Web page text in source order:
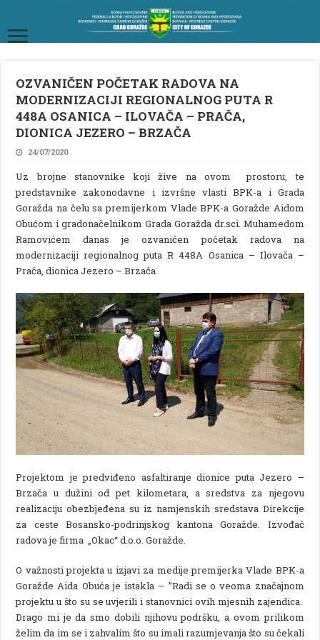
OZVANIČEN POČETAK RADOVA NA
MODERNIZACIJI REGIONALNOG PUTA R
448A OSANICA – ILOVAČA – PRAČA,
DIONICA JEZERO – BRZAČA
24/07/2020
Uz brojne stanovnike koji žive na ovom prostoru, te
predstavnike zakonodavne i izvršne vlasti BPK-a i Grada
Goražda na čelu sa premijerkom Vlade BPK-a Goražde Aidom
Obućom i gradonačelnikom Grada Goražda dr.sci. Muhamedom
Ramovićem danas je ozvaničen početak radova na
modernizaciji regionalnog puta R 448A Osanica – Ilovača –
Prača, dionica Jezero – Brzača.
Projektom je predviđeno asfaltiranje dionice puta Jezero –
Brzača u dužini od pet kilometara, a sredstva za njegovu
realizaciju obezbjeđena su iz namjenskih sredstava Direkcije
za ceste Bosansko-podrinjskog kantona Goražde. Izvođač
radova je firma „Okac“ d.o.o. Goražde.
O važnosti projekta u izjavi za medije premijerka Vlade BPK-a
Goražde Aida Obuća je istakla – ”Radi se o veoma značajnom
projektu u što su se uvjerili i stanovnici ovih mjesnih zajendica.
Drago mi je da smo dobili njihovu podršku, a ovom prilikom
želim da im se i zahvalim što su imali razumjevanja što su čekali